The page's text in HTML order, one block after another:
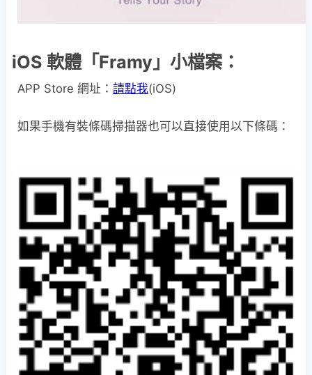
iOS 軟體「Framy」小檔案：
APP Store 網址： 請點我(iOS)
如果手機有裝條碼掃描器也可以直接使用以下條碼：